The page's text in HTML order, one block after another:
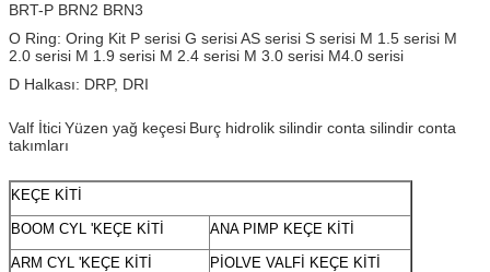
BRT-P BRN2 BRN3
O Ring: Oring Kit P serisi G serisi AS serisi S serisi M 1.5 serisi M
2.0 serisi M 1.9 serisi M 2.4 serisi M 3.0 serisi M4.0 serisi
D Halkası: DRP, DRI
Valf İticiYüzen yağ keçesi Burç hidrolik silindir conta silindir conta
takımları
KEÇE KİTİ
BOOM CYL 'KEÇE KİTİ ANA PIMP KEÇE KİTİ
ARM CYL 'KEÇE KİTİ PİOLVE VALFİ KEÇE KİTİ